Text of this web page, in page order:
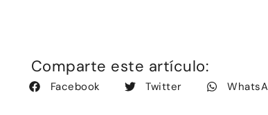
Comparte este artículo:
Facebook Twitter